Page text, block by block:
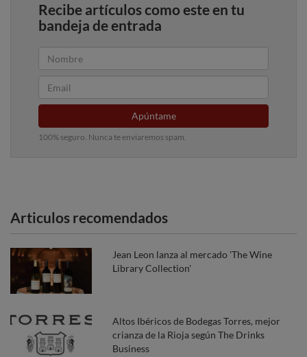
Recibe artículos como este en tu
bandeja de entrada
Apúntame
100% seguro. Nunca te enviaremos spam.
Articulos recomendados
Jean Leon lanza al mercado 'The Wine
Library Collection'
Altos Ibéricos de Bodegas Torres, mejor
crianza de la Rioja según The Drinks
Business